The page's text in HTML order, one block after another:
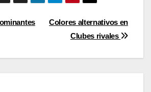
Colores alternativos en
Clubes rivales